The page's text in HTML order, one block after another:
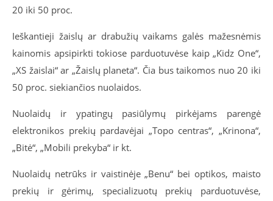
20 iki 50 proc.
Ieškantieji žaislų ar drabužių vaikams galės mažesnėmis
kainomis apsipirkti tokiose parduotuvėse kaip „Kidz One“,
„XS žaislai“ ar „Žaislų planeta“. Čia bus taikomos nuo 20 iki
50 proc. siekiančios nuolaidos.
Nuolaidų ir ypatingų pasiūlymų pirkėjams parengė
elektronikos prekių pardavėjai „Topo centras“, „Krinona“,
„Bitė“, „Mobili prekyba“ ir kt.
Nuolaidų netrūks ir vaistinėje „Benu“ bei optikos, maisto
prekių ir gėrimų, specializuotų prekių parduotuvėse,